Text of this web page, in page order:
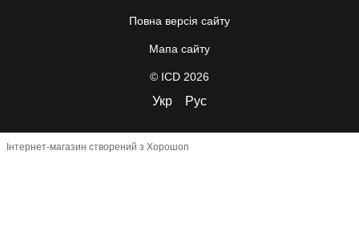
Повна версія сайту
Мапа сайту
© ICD 2026
Укр Рус
Інтернет-магазин створений з Хорошоп